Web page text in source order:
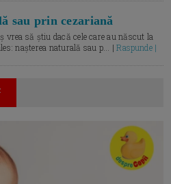
sau prin cezariană
vrea să știu dacă cele care au născut la
nașterea naturală sau p... |Raspunde |